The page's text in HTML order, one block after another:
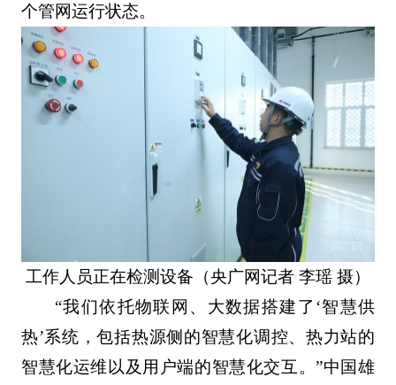
个管网运行状态。
工作人员正在检测设备（央广网记者 李瑶 摄）
“我们依托物联网、大数据搭建了‘智慧供
热’系统，包括热源侧的智慧化调控、热力站的
智慧化运维以及用户端的智慧化交互。”中国雄